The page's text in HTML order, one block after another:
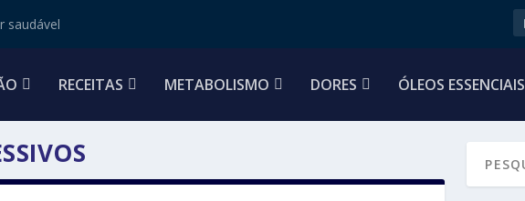
saudável
RECEITAS METABOLISMO DORES ÓLEOS ESSENCIAIS